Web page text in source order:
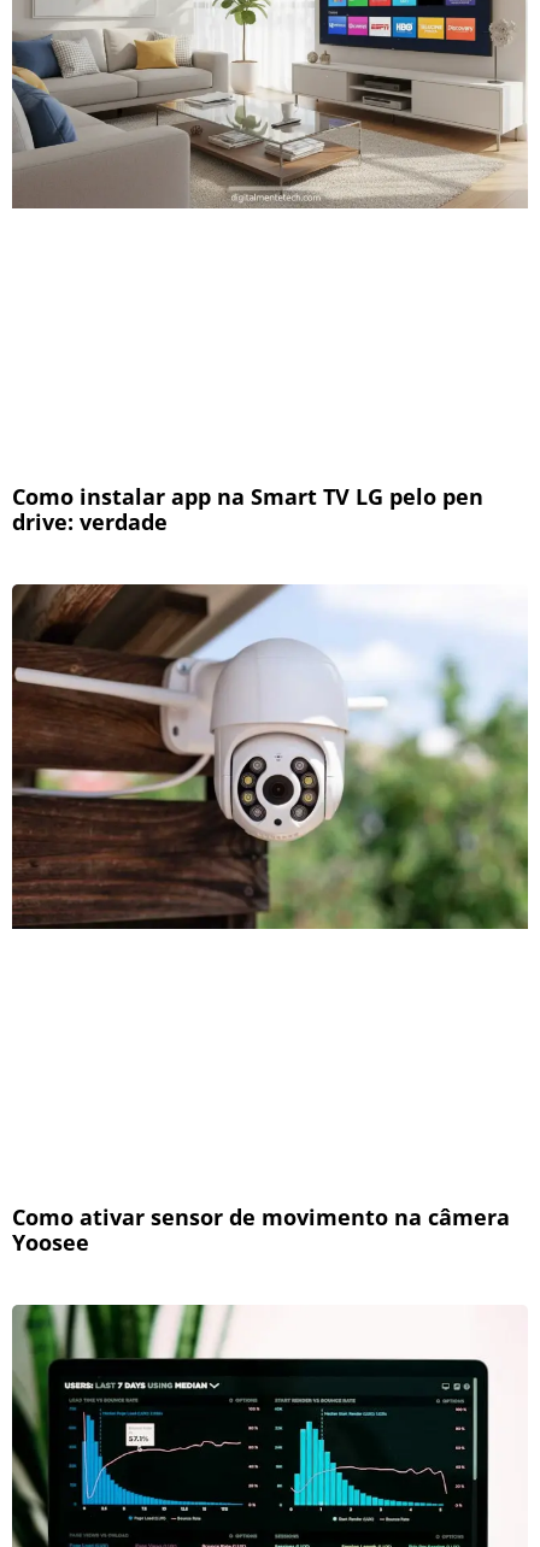
Como instalar app na Smart TV LG pelo pen
drive: verdade
Como ativar sensor de movimento na câmera
Yoosee